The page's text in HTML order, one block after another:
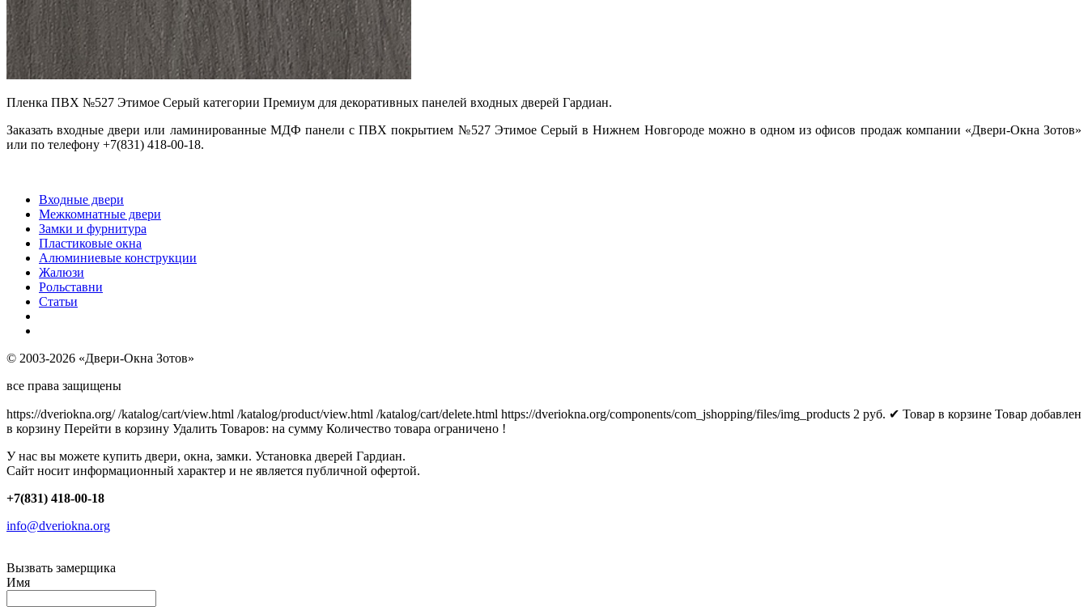
Пленка ПВХ №527 Этимое Серый категории Премиум для декоративных панелей входных дверей Гардиан.
Заказать входные двери или ламинированные МДФ панели с ПВХ покрытием №527 Этимое Серый в Нижнем Новгороде можно в одном из офисов продаж компании «Двери-Окна Зотов»
или по телефону +7(831) 418-00-18.
Входные двери
Межкомнатные двери
Замки и фурнитура
Пластиковые окна
Алюминиевые конструкции
Жалюзи
Рольставни
Статьи
© 2003-2026 «Двери-Окна Зотов»
все права защищены
https://dveriokna.org/ /katalog/cart/view.html /katalog/product/view.html /katalog/cart/delete.html https://dveriokna.org/components/com_jshopping/files/img_products 2 руб. ✔ Товар в корзине Товар добавлен
в корзину Перейти в корзину Удалить Товаров: на сумму Количество товара ограничено !
У нас вы можете купить двери, окна, замки. Установка дверей Гардиан.
Сайт носит информационный характер и не является публичной офертой.
+7(831) 418-00-18
info@dveriokna.org
Вызвать замерщика
Имя